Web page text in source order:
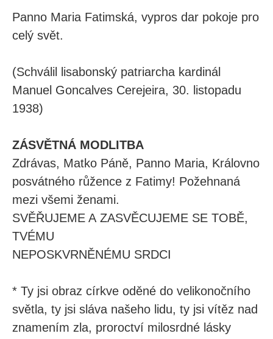
Panno Maria Fatimská, vypros dar pokoje pro
celý svět.
(Schválil lisabonský patriarcha kardinál
Manuel Goncalves Cerejeira, 30. listopadu
1938)
ZÁSVĚTNÁ MODLITBA
Zdrávas, Matko Páně, Panno Maria, Královno
posvátného růžence z Fatimy! Požehnaná
mezi všemi ženami.
SVĚŘUJEME A ZASVĚCUJEME SE TOBĚ,
TVÉMU
NEPOSKVRNĚNÉMU SRDCI
* Ty jsi obraz církve oděné do velikonočního
světla, ty jsi sláva našeho lidu, ty jsi vítěz nad
znamením zla, proroctví milosrdné lásky